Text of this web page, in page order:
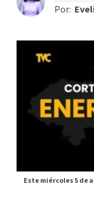
Por:
Este miércoles 5 de